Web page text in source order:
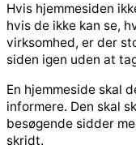
Hvis hjemmesiden
hvis de ikke kan se,
virksomhed, er der
siden igen uden at
En hjemmeside skal
informere. Den skal
besøgende sidder
skridt.